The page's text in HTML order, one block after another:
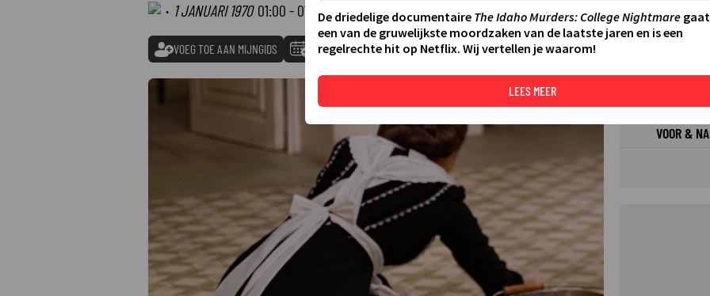
· 1 JANUARI 1970 01:00 - 01:00
VOEG TOE AAN MIJNGIDS TOEVOEGEN AAN AGENDA DELEN
DE
VOOR &
De driedelige documentaire The Idaho Murders: College Nightmaregaat
een van de gruwelijkste moordzaken van de laatste jaren en is een
regelrechte hit op Netflix. Wij vertellen je waarom!
LEES MEER